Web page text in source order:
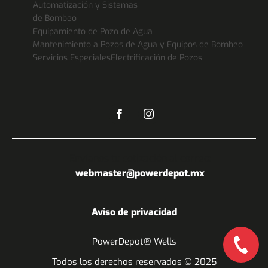
eficientes y duraderos.
Contenido [ocultar]
Proceso de perforación rotaria directa con lodos
6Preguntas frecuentes sobre perforación rotaria con
¿Qué función cumplen los lodos en la
¿Qué profundidad se puede alcanzar?
¿Es necesario realizar un estudio previo?
Automatización y Sistemas
de Bombeo
Equipamiento de Pozo de Agua
Mantenimiento a Pozos de Agua y Equipos de Bombeo
Servicios EspecialesElectrificación de Pozos
webmaster@powerdepot.mx
Aviso de privacidad
PowerDepot® Wells
Todos los derechos reservados © 2025